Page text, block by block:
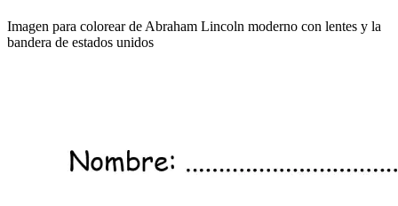
Imagen para colorear de Abraham Lincoln moderno con lentes y la
bandera de estados unidos